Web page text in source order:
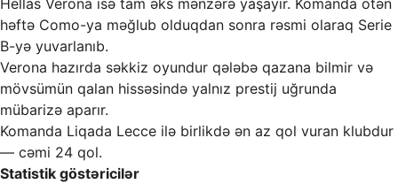
Hellas Verona isə tam əks mənzərə yaşayır. Komanda ötən
həftə Como-ya məğlub olduqdan sonra rəsmi olaraq Serie
B-yə yuvarlanıb.
Verona hazırda səkkiz oyundur qələbə qazana bilmir və
mövsümün qalan hissəsində yalnız prestij uğrunda
mübarizə aparır.
Komanda Liqada Lecce ilə birlikdə ən az qol vuran klubdur
— cəmi 24 qol.
Statistik göstəricilər